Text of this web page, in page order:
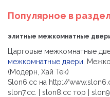
Популярное в
элитные межкомнатные
Царговые межкомнатные
межкомнатные двери .
(Модерн, Хай Тек)
Slon6.cc на http://
slon7.cc. | slon8.cc тор |